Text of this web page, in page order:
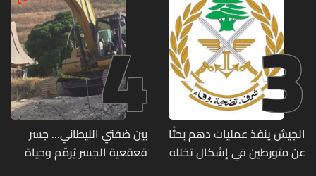
3
الجيش ينفذ عمليات دهم بحثًا
عن متورطين في إشكال تخلله
4
بين ضفتي الليطاني... جسر
قعقعية الجسر يُرمّم وحياة